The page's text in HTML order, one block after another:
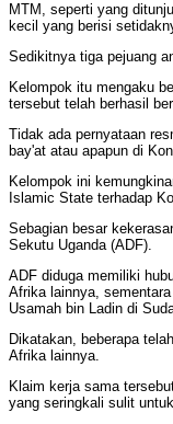
MTM, seperti yang
kecil yang berisi
Sedikitnya tiga pejuang
Kelompok itu mengaku
tersebut telah berhasil
Tidak ada pernyataan
bay'at atau apapun di
Kelompok ini
Islamic State terhadap
Sebagian besar
Sekutu Uganda (ADF).
ADF diduga memiliki
Afrika lainnya,
Usamah bin Ladin di
Dikatakan, beberapa
Afrika lainnya.
Klaim kerja sama
yang seringkali sulit